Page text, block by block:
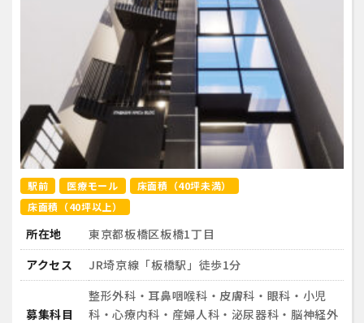
駅前 医療モール
床面積（40坪未満）
床面積（40坪以上）
所在地
東京都板橋区板橋1丁目
アクセス
JR埼京線「板橋駅」徒歩1分
募集科目
整形外科・耳鼻咽喉科・皮膚科・眼科・小児
科・心療内科・産婦人科・泌尿器科・脳神経外